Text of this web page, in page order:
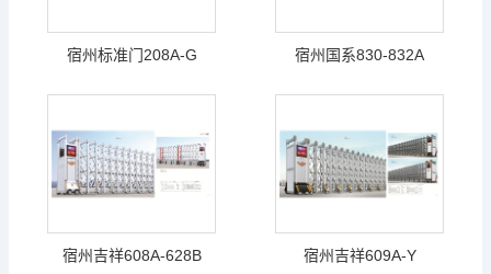
宿州标准门208A-G 宿州国系830-832A
宿州吉祥608A-628B 宿州吉祥609A-Y